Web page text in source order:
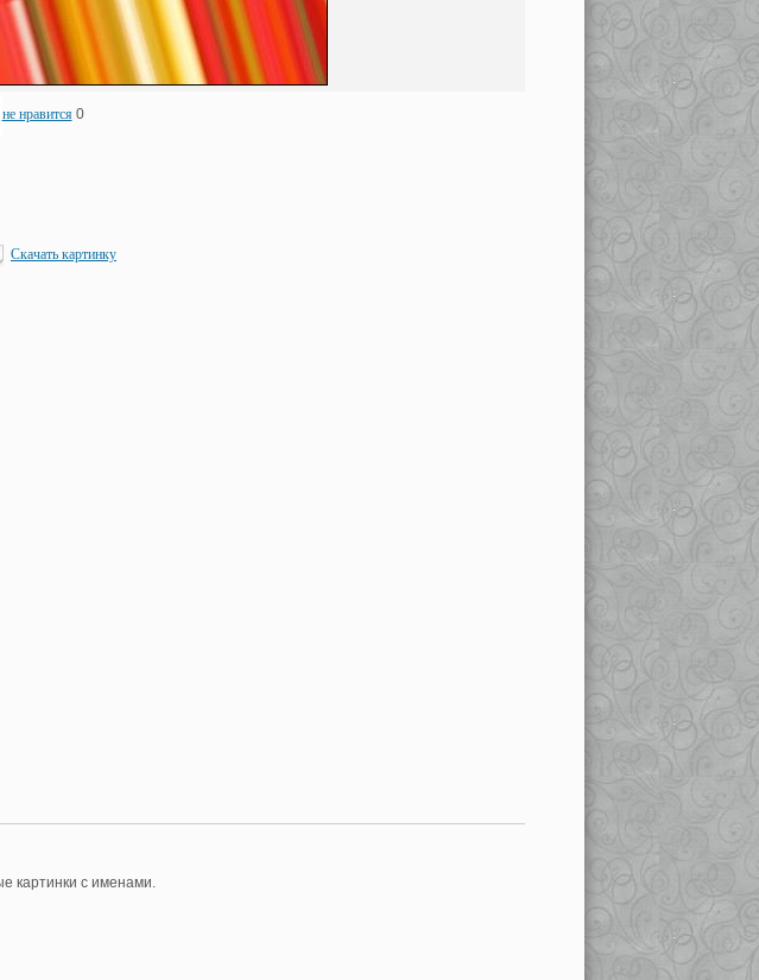
не нравится 0
Скачать картинку
картинки с именами.